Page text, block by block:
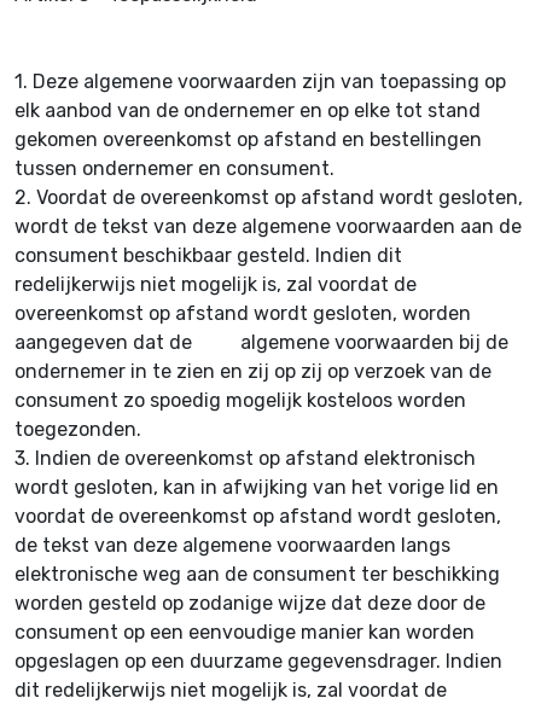
1. Deze algemene voorwaarden zijn van toepassing op
elk aanbod van de ondernemer en op elke tot stand
gekomen overeenkomst op afstand en bestellingen
tussen ondernemer en consument.
2. Voordat de overeenkomst op afstand wordt gesloten,
wordt de tekst van deze algemene voorwaarden aan de
consument beschikbaar gesteld. Indien dit
redelijkerwijs niet mogelijk is, zal voordat de
overeenkomst op afstand wordt gesloten, worden
aangegeven dat de algemene voorwaarden bij de
ondernemer in te zien en zij op zij op verzoek van de
consument zo spoedig mogelijk kosteloos worden
toegezonden.
3. Indien de overeenkomst op afstand elektronisch
wordt gesloten, kan in afwijking van het vorige lid en
voordat de overeenkomst op afstand wordt gesloten,
de tekst van deze algemene voorwaarden langs
elektronische weg aan de consument ter beschikking
worden gesteld op zodanige wijze dat deze door de
consument op een eenvoudige manier kan worden
opgeslagen op een duurzame gegevensdrager. Indien
dit redelijkerwijs niet mogelijk is, zal voordat de